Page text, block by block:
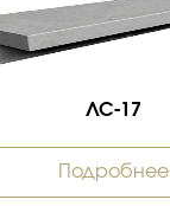
ЛС-17
Подробнее